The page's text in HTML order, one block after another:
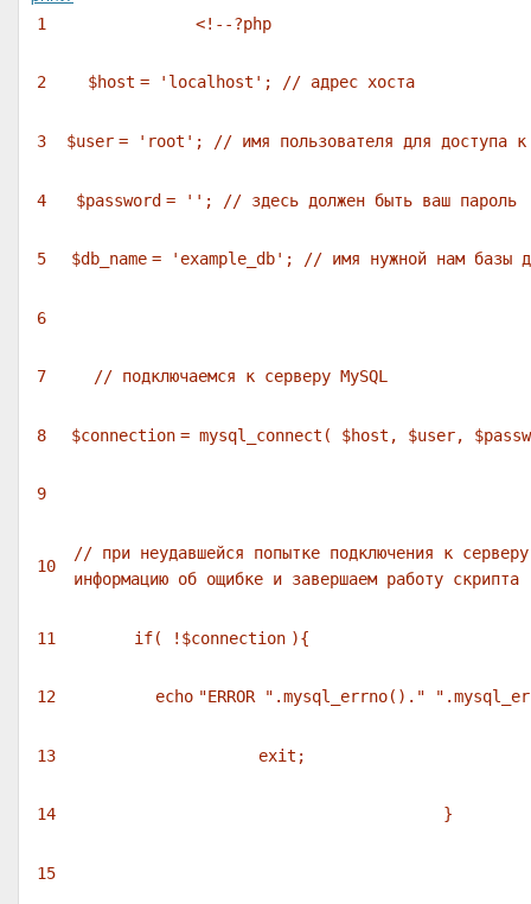
1 <!--?php
2 $host = 'localhost' ; // адрес хоста
3 $user = 'root' ; // имя пользователя для доступа к
4 $password = '' ; // здесь должен быть ваш пароль
5 $db_name = 'example_db' ; // имя нужной нам базы
6
7 // подключаемся к серверу MySQL
8 $connection = mysql_connect( $host , $user,
9
10
// при неудавшейся попытке подключения к серверу
информацию об ощибке и завершаем работу скрипта
11 if( ! $connection ){
12 echo "ERROR " .mysql_errno(). " "
13 exit ;
14 }
15